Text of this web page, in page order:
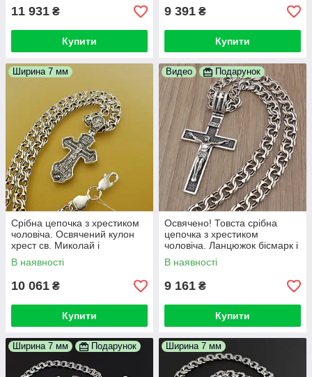
11 931 ₴
Купити
9 391 ₴
Купити
Ширина 7 мм
Срібна цепочка з хрестиком
чоловіча. Освячений кулон
хрест св. Миколай і
ланцюжок бісмарк. Довжина
50 см
В наявності
10 061 ₴
Купити
Видео Подарунок
Освячено! Товста срібна
цепочка з хрестиком
чоловіча. Ланцюжок бісмарк і
кулон хрест срібло 925.
Довжина 50 см
В наявності
9 161 ₴
Купити
Ширина 7 мм Подарунок Ширина 7 мм